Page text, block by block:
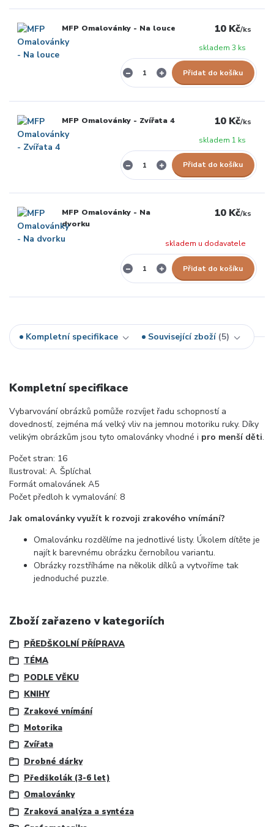
MFP Omalovánky - Na louce 10 Kč/ks
skladem 3 ks
Přidat do košíku
MFP Omalovánky - Zvířata 4 10 Kč/ks
skladem 1 ks
Přidat do košíku
MFP Omalovánky - Na
dvorku
10 Kč/ks
skladem u dodavatele
Přidat do košíku
Kompletní specifikace Související zboží 5
Kompletní specifikace
Vybarvování obrázků pomůže rozvíjet řadu schopností a
dovedností, zejména má velký vliv na jemnou motoriku ruky. Díky
velikým obrázkům jsou tyto omalovánky vhodné i pro menší děti.
Počet stran: 16
Ilustroval: A. Šplíchal
Formát omalovánek A5
Počet předloh k vymalování: 8
Jak omalovánky využít k rozvoji zrakového vnímání?
Omalovánku rozdělíme na jednotlivé listy. Úkolem dítěte je
najít k barevnému obrázku černobílou variantu.
Obrázky rozstříháme na několik dílků a vytvoříme tak
jednoduché puzzle.
Zboží zařazeno v kategoriích
PŘEDŠKOLNÍ PŘÍPRAVA
TÉMA
PODLE VĚKU
KNIHY
Zrakové vnímání
Motorika
Zvířata
Drobné dárky
Předškolák (3-6 let)
Omalovánky
Zraková analýza a syntéza